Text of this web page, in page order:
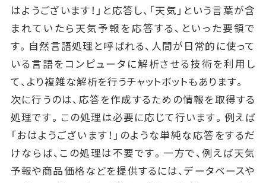
はようございます！」と応答し、「天気」という言葉が含
まれていたら天気予報を応答する、といった要領で
す。自然言語処理と呼ばれる、人間が日常的に使って
いる言語をコンピュータに解析させる技術を利用し
て、より複雑な解析を行うチャットボットもあります。
次に行うのは、応答を作成するための情報を取得する
処理です。この処理は必要に応じて行います。例えば
「おはようございます！」のような単純な応答をするだ
けならば、この処理は不要です。一方で、例えば天気
予報や商品価格などを提供するには、データベースや